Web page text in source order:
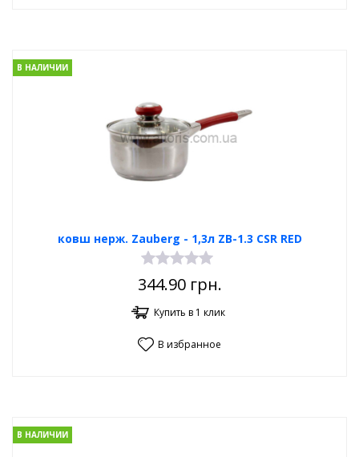
ковш нерж. Zauberg - 1,3л ZB-1.3 CSR RED
В НАЛИЧИИ
344.90грн.
Купить в 1 клик
В избранное
В НАЛИЧИИ